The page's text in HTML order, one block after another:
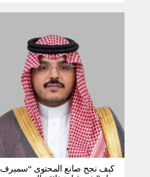
كيف نجح صانع المحتوى “سميرف